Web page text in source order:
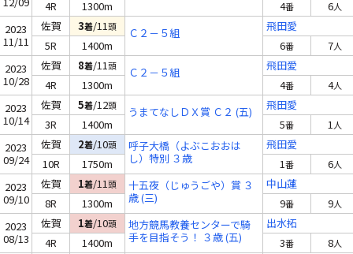
4R
1300m 4番 6人
2023
11/11
佐賀 3着/11頭 Ｃ２－５組
飛田愛
5R
1400m 6番 7人
2023
10/28
佐賀 8着/11頭 Ｃ２－５組
飛田愛
4R
1300m 4番 4人
2023
10/14
佐賀 5着/12頭 うまてなしＤＸ賞 Ｃ２ (五)
飛田愛
3R
1400m 5番 1人
2023
09/24
佐賀 2着/10頭
呼子大橋（よぶこおおは
し）特別 ３歳
飛田愛
10R
1750m 1番 6人
2023
09/10
佐賀 1着/11頭
十五夜（じゅうごや）賞 ３
歳 (三)
中山蓮
8R
1300m 9番 9人
2023
08/13
佐賀 1着/10頭
地方競馬教養センターで騎
手を目指そう！ ３歳 (五)
出水拓
4R
1400m 3番 8人